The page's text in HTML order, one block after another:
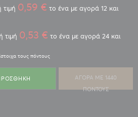
τιμή 0,59 € το ένα με αγορά 12 και
τιμή 0,53 € το ένα με αγορά 24 και
ΑΓΟΡΑ ΜΕ 1440
ΠΟΝΤΟΥΣ